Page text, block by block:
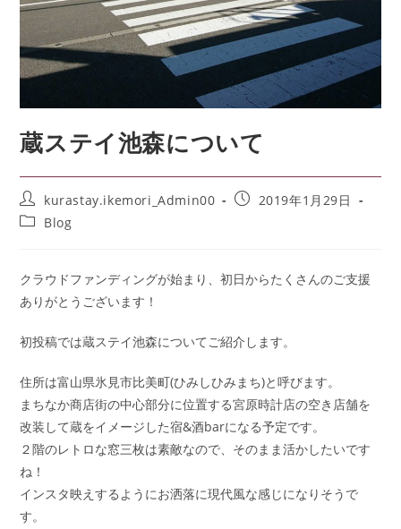
蔵ステイ池森について
kurastay.ikemori_Admin00
2019年1月29日
Blog
クラウドファンディングが始まり、初日からたくさんのご支援
ありがとうございます！
初投稿では蔵ステイ池森についてご紹介します。
住所は富山県氷見市比美町(ひみしひみまち)と呼びます。
まちなか商店街の中心部分に位置する宮原時計店の空き店舗を
改装して蔵をイメージした宿&酒barになる予定です。
２階のレトロな窓三枚は素敵なので、そのまま活かしたいです
ね！
インスタ映えするようにお洒落に現代風な感じになりそうで
す。